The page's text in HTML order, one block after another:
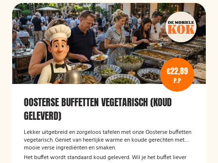
€22,89
P.P
OOSTERSE BUFFETTEN VEGETARISCH (KOUD
GELEVERD)
Lekker uitgebreid en zorgeloos tafelen met onze Oosterse buffetten
vegetarisch. Geniet van heerlijke warme en koude gerechten met
mooie verse ingrediënten en smaken.
Het buffet wordt standaard koud geleverd. Wil je het buffet liever